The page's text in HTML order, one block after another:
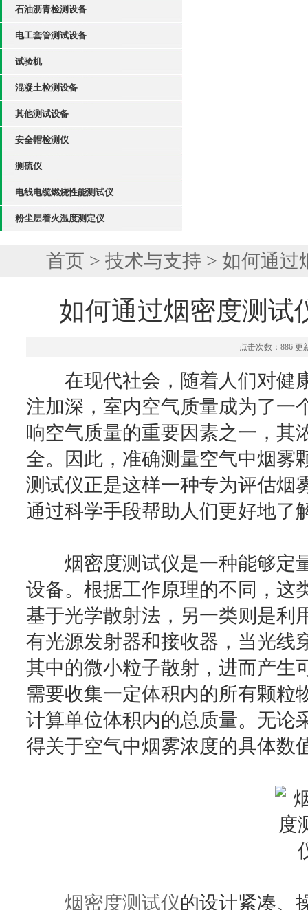
石油沥青检测设备
电工套管测试设备
试验机
混凝土检测设备
其他测试设备
安全帽检测仪
测硫仪
电线电缆燃烧性能测试仪
粉尘层着火温度测定仪
首页 > 技术与支持 > 如何通过
如何通过烟密度测试
点击次数：886 更
在现代社会，随着人们对健
注加深，室内空气质量成为了一
响空气质量的重要因素之一，其
全。因此，准确测量空气中烟雾
测试仪正是这样一种专为评估烟
通过科学手段帮助人们更好地了
烟密度测试仪是一种能够定
设备。根据工作原理的不同，这
基于光学散射法，另一类则是利
有光源发射器和接收器，当光线
其中的微小粒子散射，进而产生
需要收集一定体积内的所有颗粒
计算单位体积内的总质量。无论
得关于空气中烟雾浓度的具体数
烟密度测试仪的设计紧凑、